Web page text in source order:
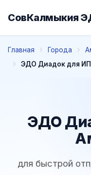
СовКалмыкия
Главная Города
ЭДО Диадок для
ЭДО
для быстрой